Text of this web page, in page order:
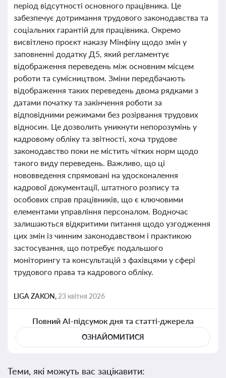
період відсутності основного працівника. Це
забезпечує дотримання трудового законодавства та
соціальних гарантій для працівника. Окремо
висвітлено проєкт наказу Мінфіну щодо змін у
заповненні додатку Д5, який регламентує
відображення переведень між основним місцем
роботи та сумісництвом. Зміни передбачають
відображення таких переведень двома рядками з
датами початку та закінчення роботи за
відповідними режимами без розірвання трудових
відносин. Це дозволить уникнути непорозумінь у
кадровому обліку та звітності, хоча трудове
законодавство поки не містить чітких норм щодо
такого виду переведень. Важливо, що ці
нововведення спрямовані на удосконалення
кадрової документації, штатного розпису та
особових справ працівників, що є ключовими
елементами управління персоналом. Водночас
залишаються відкритими питання щодо узгодження
цих змін із чинним законодавством і практикою
застосування, що потребує подальшого
моніторингу та консультацій з фахівцями у сфері
трудового права та кадрового обліку.
LIGA ZAKON, 23 квітня 2026
Повний AI-підсумок дня та статті-джерела
ОЗНАЙОМИТИСЯ
Теми, які можуть вас зацікавити: